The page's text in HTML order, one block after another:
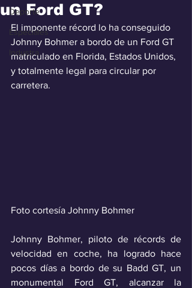
Deporte
Especiales
Industra
un Ford GT?
El imponente récord lo ha conseguido
Johnny Bohmer a bordo de un Ford GT
matriculado en Florida, Estados Unidos,
y totalmente legal para circular por
carretera.
Foto cortesía Johnny Bohmer
Johnny Bohmer, piloto de récords de
velocidad en coche, ha logrado hace
pocos días a bordo de su Badd GT, un
monumental Ford GT, alcanzar la